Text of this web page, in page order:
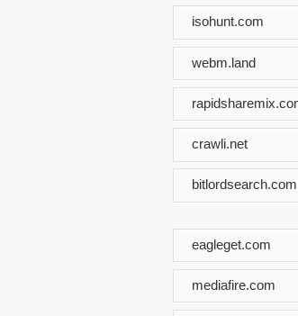
isohunt.com
webm.land
crawli.net
bitlordsearch.com
eagleget.com
mediafire.com